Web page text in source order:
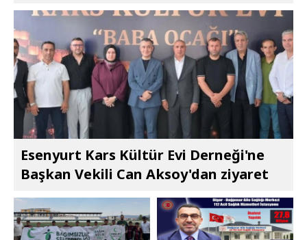
Esenyurt Kars Kültür Evi Derneği'ne
Başkan Vekili Can Aksoy'dan ziyaret